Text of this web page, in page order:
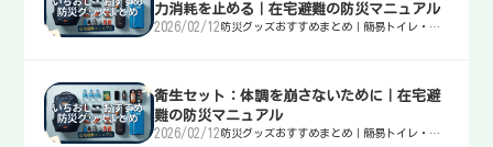
力消耗を止める｜在宅避難の防災マニュアル
2026/02/12 防災グッズおすすめまとめ｜簡易トイレ・
衛生セット：体調を崩さないために｜在宅避
難の防災マニュアル
2026/02/12 防災グッズおすすめまとめ｜簡易トイレ・